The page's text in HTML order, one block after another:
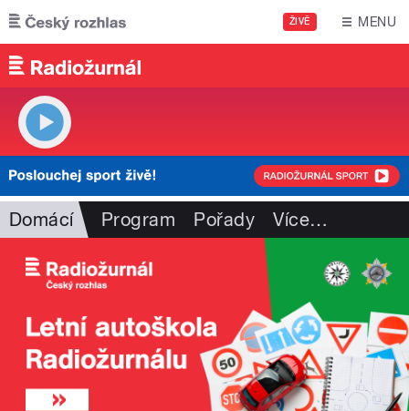
Přejít k hlavnímu obsahu
ŽIVĚ MENU
Domácí Program Pořady Více…